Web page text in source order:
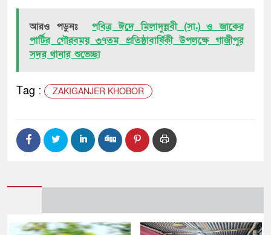
আরও পড়ুনঃ
পবিত্র ঈদে মিলাদুন্নবী (সা.) ও জাকের
পার্টির গৌরবময় ৩৭তম প্রতিষ্ঠাবার্ষিকী উপলক্ষে গাজীপুর
সদর থানার শুভেচ্ছা
Tag : ZAKIGANJER KHOBOR